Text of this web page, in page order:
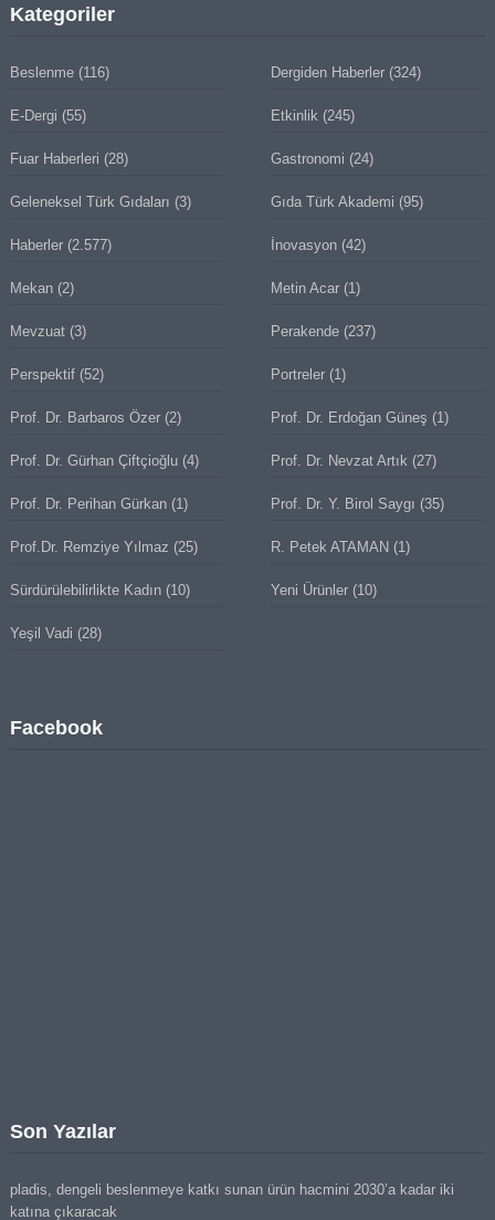
Kategoriler
Beslenme(116) Dergiden Haberler (324)
E-Dergi (55) Etkinlik (245)
Fuar Haberleri (28) Gastronomi (24)
Geleneksel Türk Gıdaları (3) Gıda Türk Akademi (95)
Haberler(2.577) İnovasyon (42)
Mekan(2) Metin Acar (1)
Mevzuat(3) Perakende (237)
Perspektif(52) Portreler (1)
Prof. Dr. Barbaros Özer(2) Prof. Dr. Erdoğan Güneş (1)
Prof. Dr. Gürhan Çiftçioğlu(4) Prof. Dr. Nevzat Artık (27)
Prof. Dr. Perihan Gürkan(1) Prof. Dr. Y. Birol Saygı (35)
Prof.Dr. Remziye Yılmaz (25) R. Petek ATAMAN (1)
Sürdürülebilirlikte Kadın(10) Yeni Ürünler (10)
Yeşil Vadi (28)
Facebook
Son Yazılar
pladis, dengeli beslenmeye katkı sunan ürün hacmini 2030’a kadar iki
katına çıkaracak